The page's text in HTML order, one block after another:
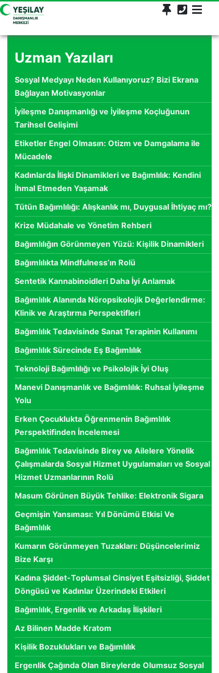
Uzman Yazıları
Sosyal Medyayı Neden Kullanıyoruz? Bizi Ekrana
Bağlayan Motivasyonlar
İyileşme Danışmanlığı ve İyileşme Koçluğunun
Tarihsel Gelişimi
Etiketler Engel Olmasın: Otizm ve Damgalama ile
Mücadele
Kadınlarda İlişki Dinamikleri ve Bağımlılık: Kendini
İhmal Etmeden Yaşamak
Tütün Bağımlılığı: Alışkanlık mı, Duygusal İhtiyaç mı?
Krize Müdahale ve Yönetim Rehberi
Bağımlılığın Görünmeyen Yüzü: Kişilik Dinamikleri
Bağımlılıkta Mindfulness’ın Rolü
Sentetik Kannabinoidleri Daha İyi Anlamak
Bağımlılık Alanında Nöropsikolojik Değerlendirme:
Klinik ve Araştırma Perspektifleri
Bağımlılık Tedavisinde Sanat Terapinin Kullanımı
Bağımlılık Sürecinde Eş Bağımlılık
Teknoloji Bağımlılığı ve Psikolojik İyi Oluş
Manevi Danışmanlık ve Bağımlılık: Ruhsal İyileşme
Yolu
Erken Çocuklukta Öğrenmenin Bağımlılık
Perspektifinden İncelemesi
Bağımlılık Tedavisinde Birey ve Ailelere Yönelik
Çalışmalarda Sosyal Hizmet Uygulamaları ve Sosyal
Hizmet Uzmanlarının Rolü
Masum Görünen Büyük Tehlike: Elektronik Sigara
Geçmişin Yansıması: Yıl Dönümü Etkisi Ve
Bağımlılık
Kumarın Görünmeyen Tuzakları: Düşüncelerimiz
Bize Karşı
Kadına Şiddet-Toplumsal Cinsiyet Eşitsizliği, Şiddet
Döngüsü ve Kadınlar Üzerindeki Etkileri
Bağımlılık, Ergenlik ve Arkadaş İlişkileri
Az Bilinen Madde Kratom
Kişilik Bozuklukları ve Bağımlılık
Ergenlik Çağında Olan Bireylerde Olumsuz Sosyal